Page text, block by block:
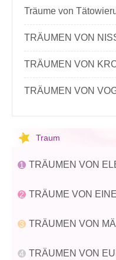
Träume von
TRÄUMEN VON
TRÄUMEN VON
TRÄUMEN VON
Traum
TRÄUMEN VON
TRÄUME VON
TRÄUMEN VON
TRÄUMEN VON